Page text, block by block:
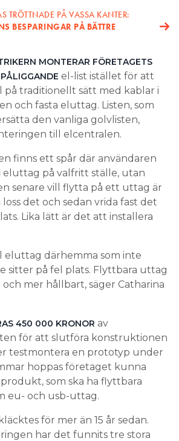
TRÖTTNADE PÅ VASSA KANTER:
BESPARINGAR PÅ BÄTTRE
MONTERAR FÖRETAGETS
el-list istället för att
på traditionellt sätt med kablar i
och fasta eluttag. Listen, som
den vanliga golvlisten,
till elcentralen.
finns ett spår där användaren
eluttag på valfritt ställe, utan
senare vill flytta på ett uttag är
det och sedan vrida fast det
Lika lätt är det att installera
eluttag därhemma som inte
sitter på fel plats. Flyttbara uttag
mer hållbart, säger Catharina
450 000 KRONOR av
för att slutföra konstruktionen
testmontera en prototyp under
hoppas företaget kunna
produkt, som ska ha flyttbara
eu- och usb-uttag.
för mer än 15 år sedan.
har det funnits tre stora